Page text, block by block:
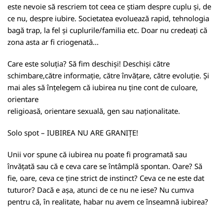
este nevoie să rescriem tot ceea ce știam despre cuplu și, de
ce nu, despre iubire. Societatea evoluează rapid, tehnologia
bagă trap, la fel și cuplurile/familia etc. Doar nu credeați că
zona asta ar fi criogenată...
Care este soluția? Să fim deschiși! Deschiși către
schimbare,către informație, către învățare, către evoluție. Și
mai ales să înțelegem că iubirea nu ține cont de culoare,
orientare
religioasă, orientare sexuală, gen sau naționalitate.
Solo spot – IUBIREA NU ARE GRANIȚE!
Unii vor spune că iubirea nu poate fi programată sau
învățată sau că e ceva care se întâmplă spontan. Oare? Să
fie, oare, ceva ce ține strict de instinct? Ceva ce ne este dat
tuturor? Dacă e așa, atunci de ce nu ne iese? Nu cumva
pentru că, în realitate, habar nu avem ce înseamnă iubirea?